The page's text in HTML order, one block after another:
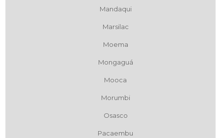
Mandaqui
Marsilac
Moema
Mongaguá
Mooca
Morumbi
Osasco
Pacaembu